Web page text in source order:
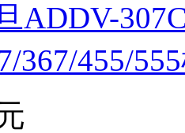
ADDV-
367/455/